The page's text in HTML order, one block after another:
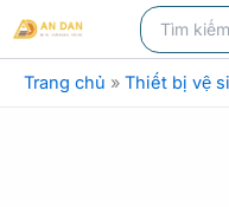
tới
Tìm
kiếm:
Tìm
kiếm
Trang chủ » Thiết bị vệ